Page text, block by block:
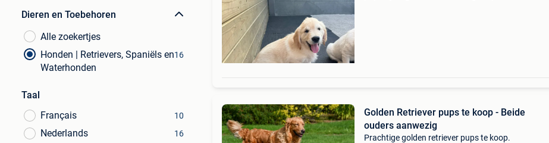
Dieren en Toebehoren
Alle zoekertjes
Honden | Retrievers, Spaniëls en
Waterhonden
16
Taal
Français
10
Nederlands 16
Golden Retriever pups te koop - Beide
ouders aanwezig
Prachtige golden retriever pups te koop.